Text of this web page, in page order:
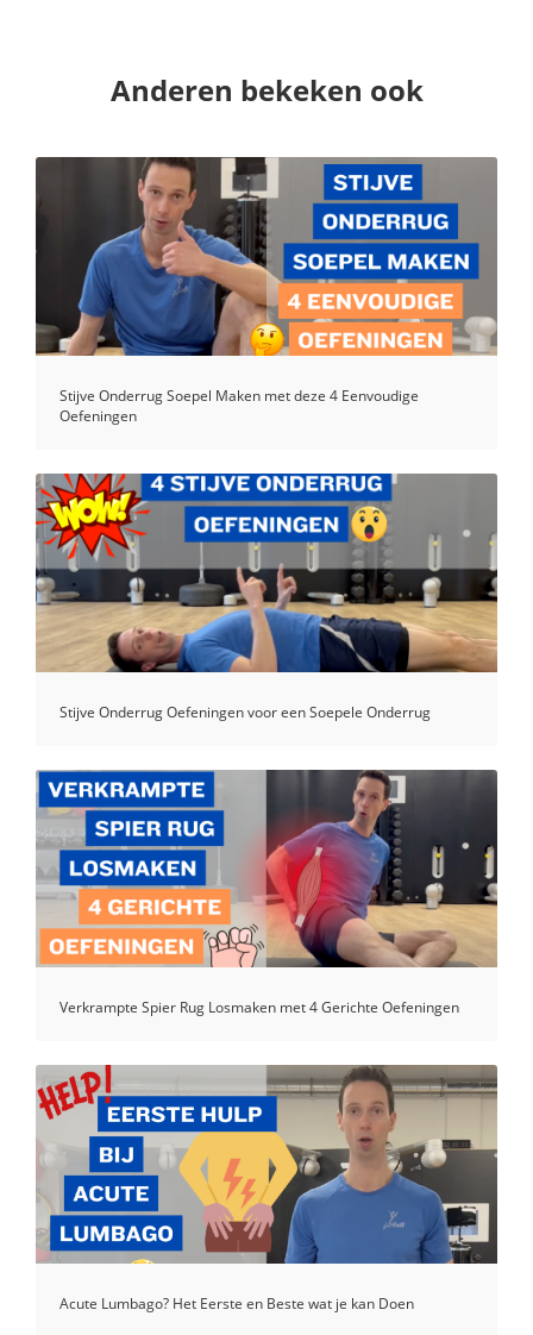
Anderen bekeken ook
Stijve Onderrug Soepel Maken met deze 4 Eenvoudige
Oefeningen
Stijve Onderrug Oefeningen voor een Soepele Onderrug
Verkrampte Spier Rug Losmaken met 4 Gerichte Oefeningen
Acute Lumbago? Het Eerste en Beste wat je kan Doen